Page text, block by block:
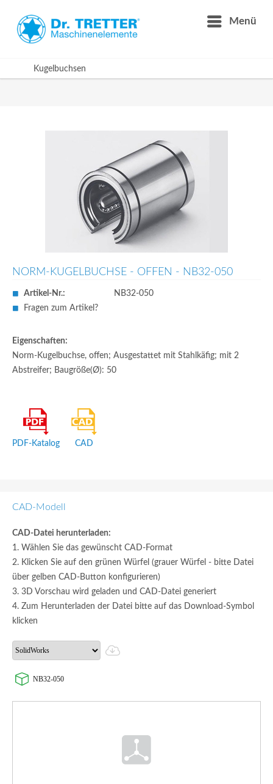
Menü
Kugelbuchsen
NORM-KUGELBUCHSE - OFFEN - NB32-050
Artikel-Nr.:
NB32-050
Fragen zum Artikel?
Eigenschaften:
Norm-Kugelbuchse, offen; Ausgestattet mit Stahlkäfig; mit 2
Abstreifer; Baugröße(Ø): 50
PDF-Katalog CAD
CAD-Modell
CAD-Datei herunterladen:
1. Wählen Sie das gewünscht CAD-Format
2. Klicken Sie auf den grünen Würfel (grauer Würfel - bitte Datei
über gelben CAD-Button konfigurieren)
3. 3D Vorschau wird geladen und CAD-Datei generiert
4. Zum Herunterladen der Datei bitte auf das Download-Symbol
klicken
NB32-050